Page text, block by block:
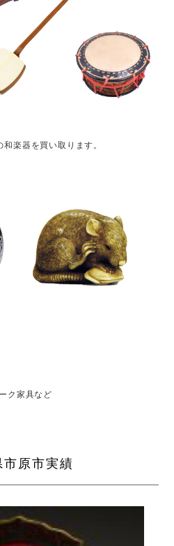
楽器を買い取ります。
ク家具など
市原市実績